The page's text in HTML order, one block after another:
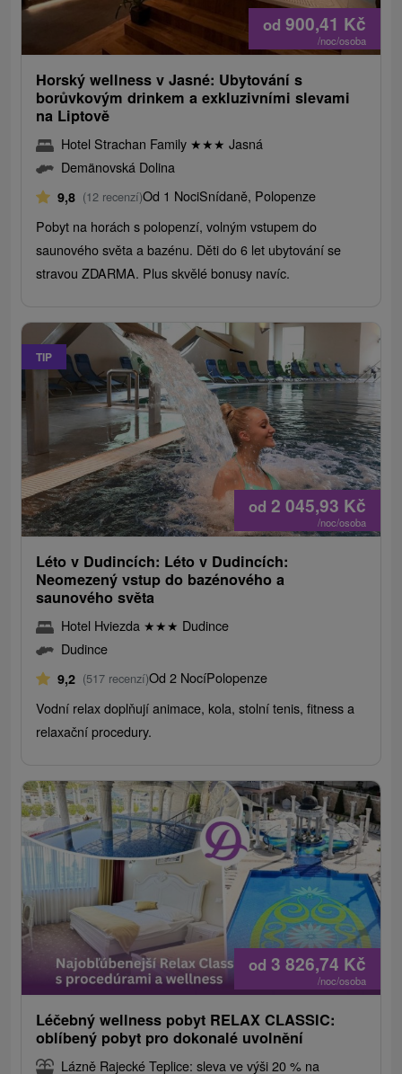
od 900,41 Kč
/noc/osoba
Horský wellness v Jasné: Ubytování s
borůvkovým drinkem a exkluzivními slevami
na Liptově
Hotel Strachan Family ★★★ Jasná
Demänovská Dolina
9,8 (12 recenzí)Od 1 NociSnídaně, Polopenze
Pobyt na horách s polopenzí, volným vstupem do
saunového světa a bazénu. Děti do 6 let ubytování se
stravou ZDARMA. Plus skvělé bonusy navíc.
TIP
od 2 045,93 Kč
/noc/osoba
Léto v Dudincích: Léto v Dudincích:
Neomezený vstup do bazénového a
saunového světa
Hotel Hviezda ★★★ Dudince
Dudince
9,2 (517 recenzí)Od 2 NocíPolopenze
Vodní relax doplňují animace, kola, stolní tenis, fitness a
relaxační procedury.
od 3 826,74 Kč
/noc/osoba
Léčebný wellness pobyt RELAX CLASSIC:
oblíbený pobyt pro dokonalé uvolnění
Lázně Rajecké Teplice: sleva ve výši 20 % na